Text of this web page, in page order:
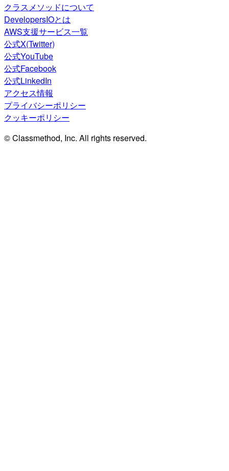
クラスメソッドについて
DevelopersIOとは
AWS支援サービス一覧
公式X(Twitter)
公式YouTube
公式Facebook
公式LinkedIn
アクセス情報
プライバシーポリシー
クッキーポリシー
© Classmethod, Inc. All rights reserved.